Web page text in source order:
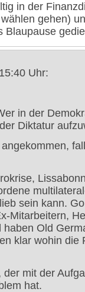
in der
gehen)
Blaupause
Uhr:
in der
Diktatur
sein kann.
Mitarbeitern,
Old
klar wohin die
mit der
hat.